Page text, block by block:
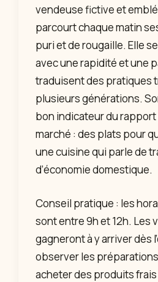
vendeuse fictive et
parcourt chaque matin
puri et de rougaille. Elle
avec une rapidité et une
traduisent des pratiques
plusieurs générations.
bon indicateur du
marché : des plats pour
une cuisine qui parle de
d’économie domestique.
Conseil pratique : les
sont entre 9h et 12h. Les
gagneront à y arriver dès
observer les
acheter des produits